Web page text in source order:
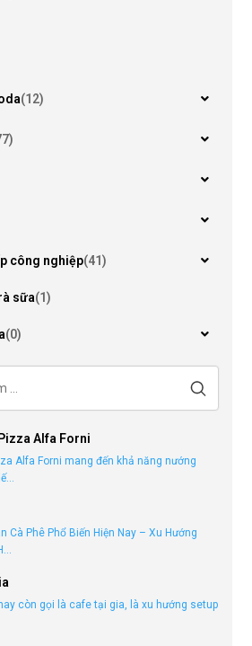
(12)
công nghiệp(41)
sữa(1)
(0)
Alfa Forni
Alfa Forni mang đến khả năng nướng
Cà Phê Phổ Biến Hiện Nay – Xu Hướng
còn gọi là cafe tại gia, là xu hướng setup